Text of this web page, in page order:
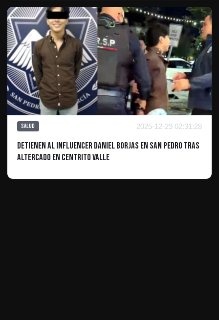
Salud 2025-12-29 02:31:28
Detienen al influencer Daniel Borjas en San Pedro tras
altercado en Centrito Valle